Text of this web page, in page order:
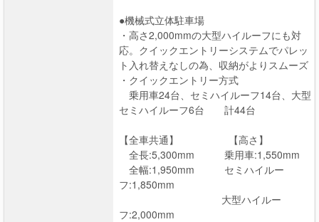
●機械式立体駐車場
・高さ2,000mmの大型ハイルーフにも対
応。クイックエントリーシステムでパレッ
ト入れ替えなしの為、収納がよりスムーズ
・クイックエントリー方式
乗用車24台、セミハイルーフ14台、大型
セミハイルーフ6台 計44台
【全車共通】 【高さ】
全長:5,300mm 乗用車:1,550mm
全幅:1,950mm セミハイルー
フ:1,850mm
大型ハイルー
フ:2,000mm